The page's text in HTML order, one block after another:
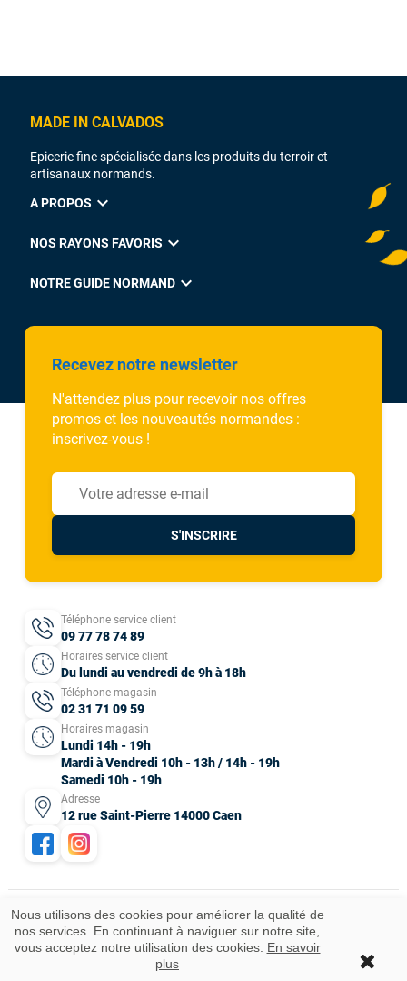
MADE IN CALVADOS
Epicerie fine spécialisée dans les produits du terroir et
artisanaux normands.
A PROPOS expand_more
NOS RAYONS FAVORIS expand_more
NOTRE GUIDE NORMAND expand_more
Recevez notre newsletter
N'attendez plus pour recevoir nos offres
promos et les nouveautés normandes :
inscrivez-vous !
S'INSCRIRE
Téléphone service client
09 77 78 74 89
Horaires service client
Du lundi au vendredi de 9h à 18h
Téléphone magasin
02 31 71 09 59
Horaires magasin
Lundi 14h - 19h
Mardi à Vendredi 10h - 13h / 14h - 19h
Samedi 10h - 19h
Adresse
12 rue Saint-Pierre 14000 Caen
Nous utilisons des cookies pour améliorer la qualité de
nos services. En continuant à naviguer sur notre site,
vous acceptez notre utilisation des cookies. En savoir
plus
Mentions légales CGV Données personnelles